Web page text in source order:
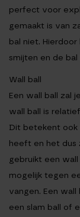
perfect voor
gemaakt is van
bal niet.
smijten en de
Wall ball
Een wall ball zal
wall ball is
Dit betekent
heeft en het dus
gebruikt een
mogelijk tegen
vangen. Een
een slam ball of